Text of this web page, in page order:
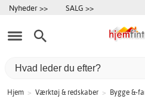
Nyheder >> SALG >>
Hjem > Værktøj & redskaber > Bygge &-